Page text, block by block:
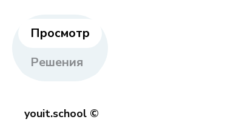
Просмотр
Решения
youit.school ©